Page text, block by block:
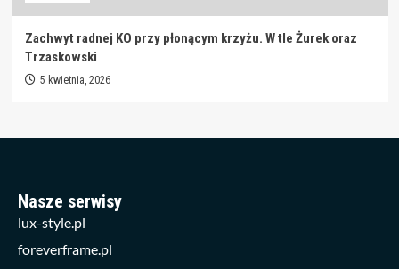
Zachwyt radnej KO przy płonącym krzyżu. W tle Żurek oraz
Trzaskowski
5 kwietnia, 2026
Nasze serwisy
lux-style.pl
foreverframe.pl